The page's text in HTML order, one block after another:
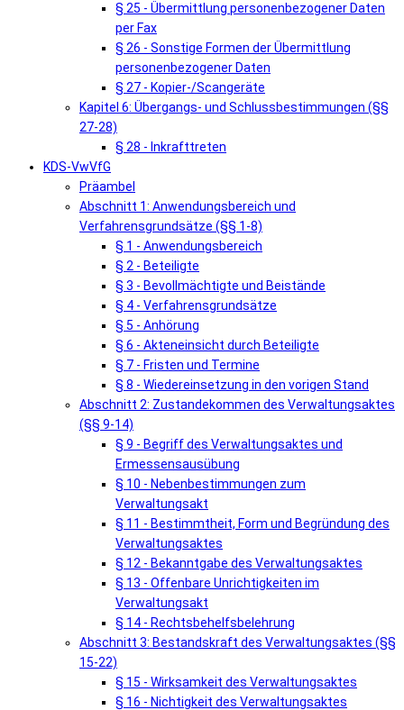
§ 25 - Übermittlung personenbezogener Daten
per Fax
§ 26 - Sonstige Formen der Übermittlung
personenbezogener Daten
§ 27 - Kopier-/Scangeräte
Kapitel 6: Übergangs- und Schlussbestimmungen (§§
27-28)
§ 28 - Inkrafttreten
KDS-VwVfG
Präambel
Abschnitt 1: Anwendungsbereich und
Verfahrensgrundsätze (§§ 1-8)
§ 1 - Anwendungsbereich
§ 2 - Beteiligte
§ 3 - Bevollmächtigte und Beistände
§ 4 - Verfahrensgrundsätze
§ 5 - Anhörung
§ 6 - Akteneinsicht durch Beteiligte
§ 7 - Fristen und Termine
§ 8 - Wiedereinsetzung in den vorigen Stand
Abschnitt 2: Zustandekommen des Verwaltungsaktes
(§§ 9-14)
§ 9 - Begriff des Verwaltungsaktes und
Ermessensausübung
§ 10 - Nebenbestimmungen zum
Verwaltungsakt
§ 11 - Bestimmtheit, Form und Begründung des
Verwaltungsaktes
§ 12 - Bekanntgabe des Verwaltungsaktes
§ 13 - Offenbare Unrichtigkeiten im
Verwaltungsakt
§ 14 - Rechtsbehelfsbelehrung
Abschnitt 3: Bestandskraft des Verwaltungsaktes (§§
15-22)
§ 15 - Wirksamkeit des Verwaltungsaktes
§ 16 - Nichtigkeit des Verwaltungsaktes